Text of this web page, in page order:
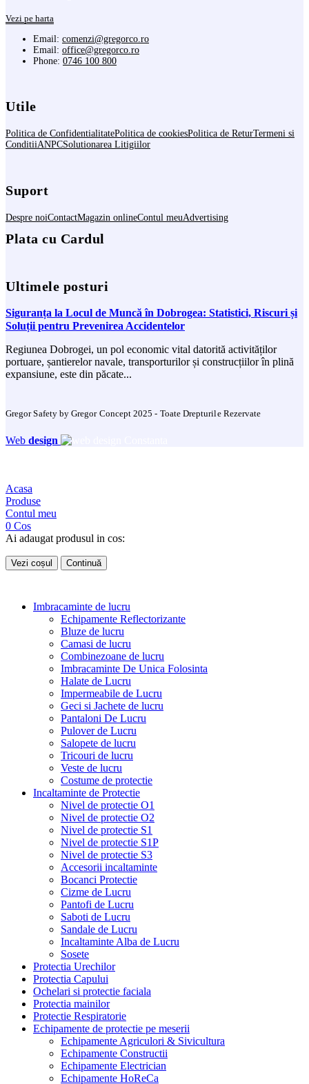
Vezi pe harta
Email: comenzi@gregorco.ro
Email: office@gregorco.ro
Phone: 0746 100 800
Utile
Politica de ConfidentialitatePolitica de cookiesPolitica de ReturTermeni si
ConditiiANPCSolutionarea Litigiilor
Suport
Despre noiContactMagazin onlineContul meuAdvertising
Plata cu Cardul
Ultimele posturi
Siguranța la Locul de Muncă în Dobrogea: Statistici, Riscuri și
Soluții pentru Prevenirea Accidentelor
Regiunea Dobrogei, un pol economic vital datorită activităților
portuare, șantierelor navale, transporturilor și construcțiilor în plină
expansiune, este din păcate...
Gregor Safety by Gregor Concept 2025 - Toate Drepturile Rezervate
Web design
Acasa
Produse
Contul meu
0 Cos
Ai adaugat produsul in cos:
Vezi coșul Continuă
Imbracaminte de lucru
Echipamente Reflectorizante
Bluze de lucru
Camasi de lucru
Combinezoane de lucru
Imbracaminte De Unica Folosinta
Halate de Lucru
Impermeabile de Lucru
Geci si Jachete de lucru
Pantaloni De Lucru
Pulover de Lucru
Salopete de lucru
Tricouri de lucru
Veste de lucru
Costume de protectie
Incaltaminte de Protectie
Nivel de protectie O1
Nivel de protectie O2
Nivel de protectie S1
Nivel de protectie S1P
Nivel de protectie S3
Accesorii incaltaminte
Bocanci Protectie
Cizme de Lucru
Pantofi de Lucru
Saboti de Lucru
Sandale de Lucru
Incaltaminte Alba de Lucru
Sosete
Protectia Urechilor
Protectia Capului
Ochelari si protectie faciala
Protectia mainilor
Protectie Respiratorie
Echipamente de protectie pe meserii
Echipamente Agriculori & Sivicultura
Echipamente Constructii
Echipamente Electrician
Echipamente HoReCa